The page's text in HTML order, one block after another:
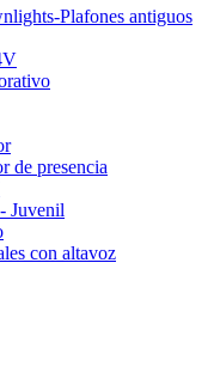
Plafones antiguos
de presencia
Juvenil
con altavoz